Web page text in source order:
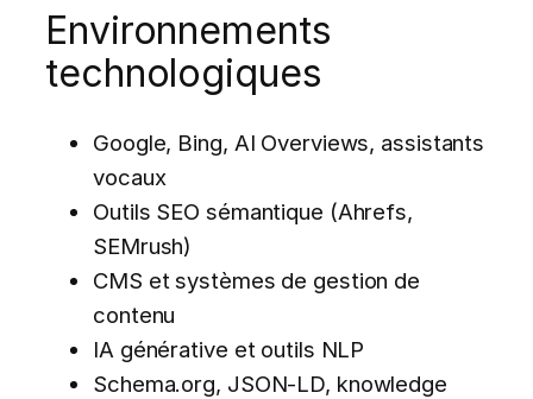
Environnements
technologiques
Google, Bing, AI Overviews, assistants
vocaux
Outils SEO sémantique (Ahrefs,
SEMrush)
CMS et systèmes de gestion de
contenu
IA générative et outils NLP
Schema.org, JSON-LD, knowledge